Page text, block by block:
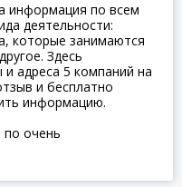
информация по всем
деятельности:
которые занимаются
Здесь
адреса 5 компаний на
и бесплатно
информацию.
по очень